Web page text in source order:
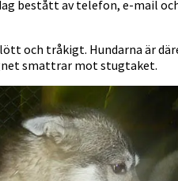
bestått av telefon, e-mail
och tråkigt. Hundarna är
smattrar mot stugtaket.